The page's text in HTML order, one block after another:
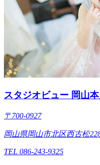
スタジオビュー 岡山
〒700-0927
岡山県岡山市北区西古松
TEL 086-243-9325